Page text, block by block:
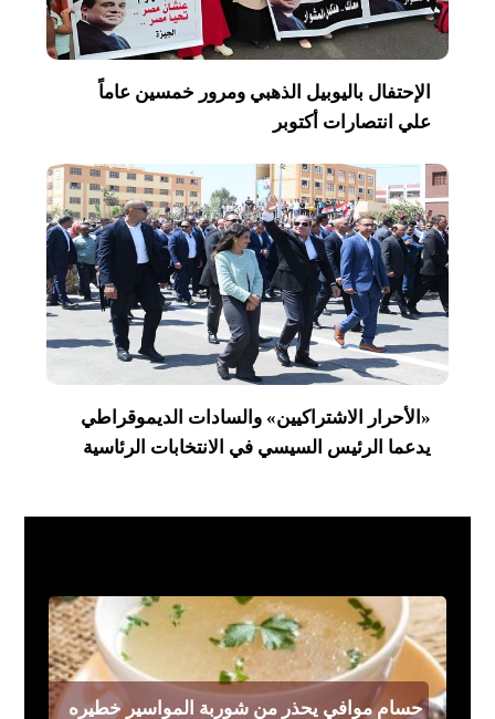
الإحتفال باليوبيل الذهبي ومرور خمسين عاماً
علي انتصارات أكتوبر
«الأحرار الاشتراكيين» والسادات الديموقراطي
يدعما الرئيس السيسي في الانتخابات الرئاسية
حسام موافي يحذر من شوربة المواسير خطيره